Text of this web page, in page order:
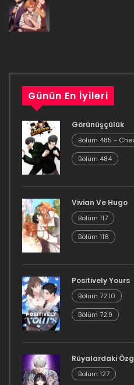
16 Aralık 2023
Bölüm 69
16 Aralık 2023
Bölüm 68
16 Aralık 2023
Bölüm 67
16 Aralık 2023
Bölüm 66
16 Aralık 2023
Bölüm 65
16 Aralık 2023
Bölüm 64
Bölüm 63
Günün En İyileri
Görünüşçülük
Bölüm 485 -
[04]
Bölüm 484
Vivian Ve Hugo
Bölüm 117
Bölüm 116
Positively Yours
Bölüm 72.10
Bölüm 72.9
Rüyalardaki
Bölüm 127